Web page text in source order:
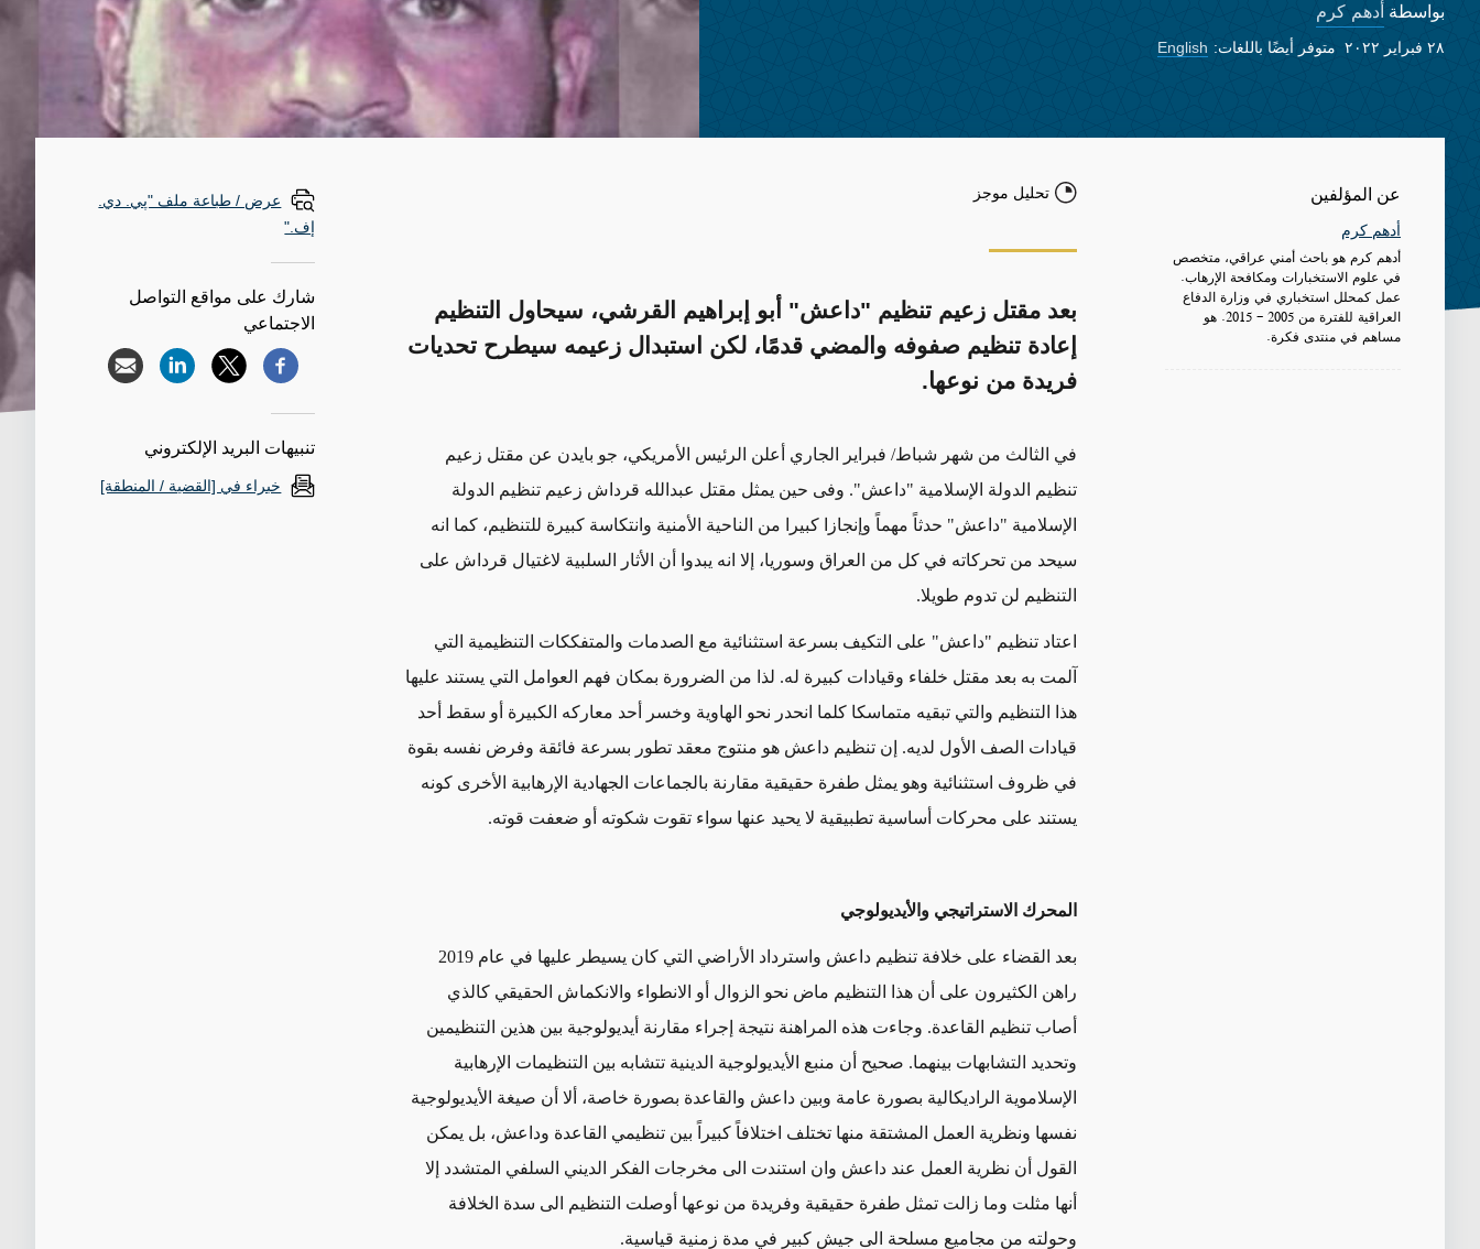
بواسطة أدهم كرم
٢٨ فبراير ٢٠٢٢ متوفر أيضًا باللغات: English
عن المؤلفين
أدهم كرم
أدهم كرم هو باحث أمني عراقي، متخصص
في علوم الاستخبارات ومكافحة الإرهاب.
عمل كمحلل استخباري في وزارة الدفاع
العراقية للفترة من 2005 - 2015. هو
مساهم في منتدى فكرة.
تحليل موجز
بعد مقتل زعيم تنظيم "داعش" أبو إبراهيم القرشي، سيحاول التنظيم
إعادة تنظيم صفوفه والمضي قدمًا، لكن استبدال زعيمه سيطرح تحديات
فريدة من نوعها.
في الثالث من شهر شباط/ فبراير الجاري أعلن الرئيس الأمريكي، جو بايدن عن مقتل زعيم
تنظيم الدولة الإسلامية "داعش". وفى حين يمثل مقتل عبدالله قرداش زعيم تنظيم الدولة
الإسلامية "داعش" حدثاً مهماً وإنجازا كبيرا من الناحية الأمنية وانتكاسة كبيرة للتنظيم، كما انه
سيحد من تحركاته في كل من العراق وسوريا، إلا انه يبدوا أن الأثار السلبية لاغتيال قرداش على
التنظيم لن تدوم طويلا.
اعتاد تنظيم "داعش" على التكيف بسرعة استثنائية مع الصدمات والمتفككات التنظيمية التي
آلمت به بعد مقتل خلفاء وقيادات كبيرة له. لذا من الضرورة بمكان فهم العوامل التي يستند عليها
هذا التنظيم والتي تبقيه متماسكا كلما انحدر نحو الهاوية وخسر أحد معاركه الكبيرة أو سقط أحد
قيادات الصف الأول لديه. إن تنظيم داعش هو منتوج معقد تطور بسرعة فائقة وفرض نفسه بقوة
في ظروف استثنائية وهو يمثل طفرة حقيقية مقارنة بالجماعات الجهادية الإرهابية الأخرى كونه
يستند على محركات أساسية تطبيقية لا يحيد عنها سواء تقوت شكوته أو ضعفت قوته.
المحرك الاستراتيجي والأيديولوجي
بعد القضاء على خلافة تنظيم داعش واسترداد الأراضي التي كان يسيطر عليها في عام 2019
راهن الكثيرون على أن هذا التنظيم ماض نحو الزوال أو الانطواء والانكماش الحقيقي كالذي
أصاب تنظيم القاعدة. وجاءت هذه المراهنة نتيجة إجراء مقارنة أيديولوجية بين هذين التنظيمين
وتحديد التشابهات بينهما. صحيح أن منبع الأيديولوجية الدينية تتشابه بين التنظيمات الإرهابية
الإسلاموية الراديكالية بصورة عامة وبين داعش والقاعدة بصورة خاصة، ألا أن صيغة الأيديولوجية
نفسها ونظرية العمل المشتقة منها تختلف اختلافاً كبيراً بين تنظيمي القاعدة وداعش، بل يمكن
القول أن نظرية العمل عند داعش وان استندت الى مخرجات الفكر الديني السلفي المتشدد إلا
أنها مثلت وما زالت تمثل طفرة حقيقية وفريدة من نوعها أوصلت التنظيم الى سدة الخلافة
وحولته من مجاميع مسلحة الى جيش كبير في مدة زمنية قياسية.
عرض / طباعة ملف "پي. دي.
إف."
شارك على مواقع التواصل
الاجتماعي
تنبيهات البريد الإلكتروني
خبراء في [القضية / المنطقة]